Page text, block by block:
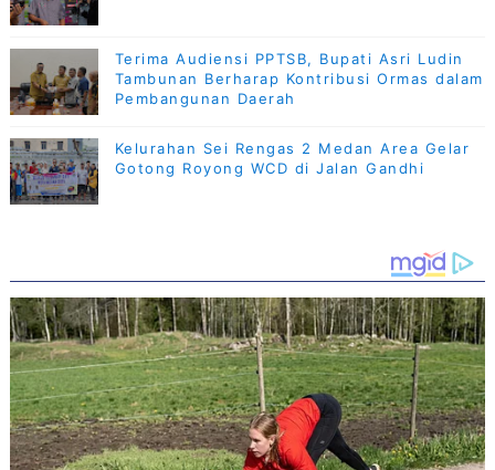
Terima Audiensi PPTSB, Bupati Asri Ludin
Tambunan Berharap Kontribusi Ormas dalam
Pembangunan Daerah
Kelurahan Sei Rengas 2 Medan Area Gelar
Gotong Royong WCD di Jalan Gandhi